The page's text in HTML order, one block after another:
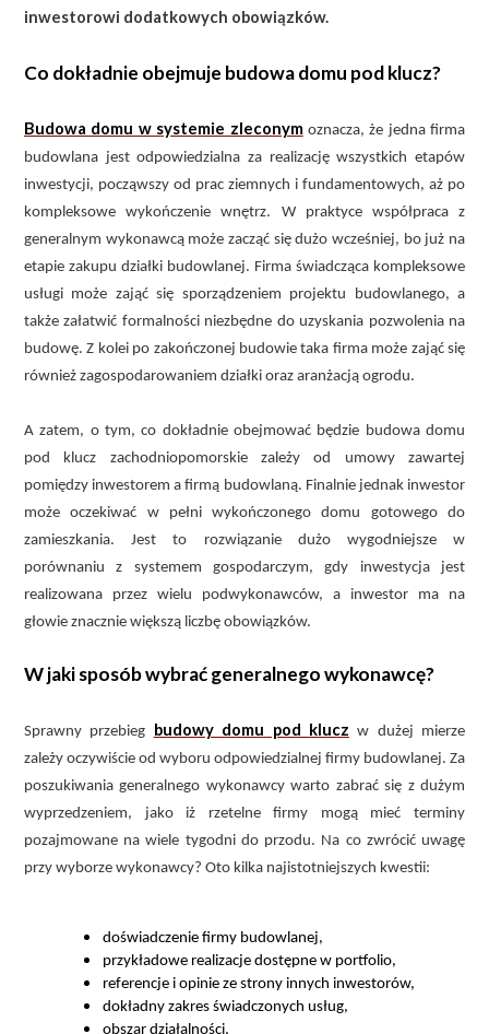
inwestorowi dodatkowych obowiązków.
Co dokładnie obejmuje budowa domu pod klucz?
Budowa domu w systemie zleconymoznacza, że jedna firma
budowlana jest odpowiedzialna za realizację wszystkich etapów
inwestycji, począwszy od prac ziemnych i fundamentowych, aż po
kompleksowe wykończenie wnętrz. W praktyce współpraca z
generalnym wykonawcą może zacząć się dużo wcześniej, bo już na
etapie zakupu działki budowlanej. Firma świadcząca kompleksowe
usługi może zająć się sporządzeniem projektu budowlanego, a
także załatwić formalności niezbędne do uzyskania pozwolenia na
budowę. Z kolei po zakończonej budowie taka firma może zająć się
również zagospodarowaniem działki oraz aranżacją ogrodu.
A zatem, o tym, co dokładnie obejmować będzie budowa domu
pod klucz zachodniopomorskie zależy od umowy zawartej
pomiędzy inwestorem a firmą budowlaną. Finalnie jednak inwestor
może oczekiwać w pełni wykończonego domu gotowego do
zamieszkania. Jest to rozwiązanie dużo wygodniejsze w
porównaniu z systemem gospodarczym, gdy inwestycja jest
realizowana przez wielu podwykonawców, a inwestor ma na
głowie znacznie większą liczbę obowiązków.
W jaki sposób wybrać generalnego wykonawcę?
Sprawny przebieg budowy domu pod klucz w dużej mierze
zależy oczywiście od wyboru odpowiedzialnej firmy budowlanej. Za
poszukiwania generalnego wykonawcy warto zabrać się z dużym
wyprzedzeniem, jako iż rzetelne firmy mogą mieć terminy
pozajmowane na wiele tygodni do przodu. Na co zwrócić uwagę
przy wyborze wykonawcy? Oto kilka najistotniejszych kwestii:
doświadczenie firmy budowlanej,
przykładowe realizacje dostępne w portfolio,
referencje i opinie ze strony innych inwestorów,
dokładny zakres świadczonych usług,
obszar działalności,